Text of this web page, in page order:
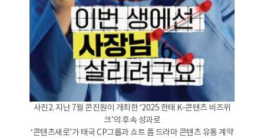
사진2. 지난 7월 콘진원이 개최한 ‘2025 한태 K-콘텐츠 비즈위
크’의 후속 성과로
‘콘텐츠새로’가 태국 CP그룹과 쇼트 폼 드라마 콘텐츠 유통 계약